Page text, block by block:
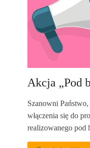
Akcja „Pod
Szanowni
włączenia się do
realizowanego